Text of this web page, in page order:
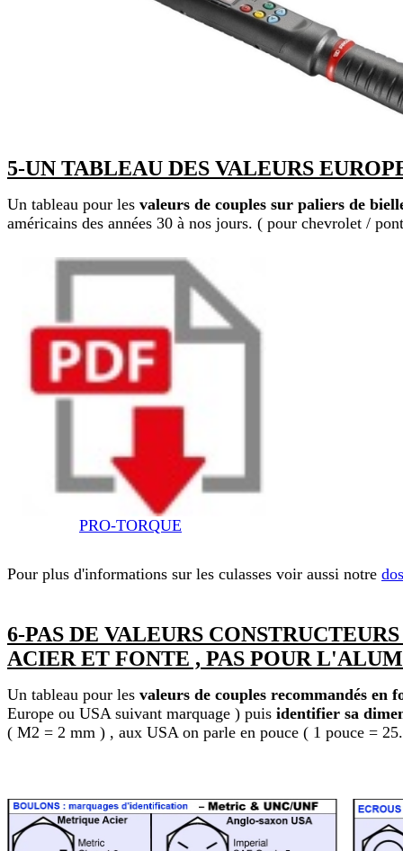
5-UN TABLEAU DES VALEURS
Un tableau pour les valeurs de couples sur paliers de
américains des années 30 à nos jours. ( pour chevrolet /
PRO-TORQUE
Pour plus d'informations sur les culasses voir aussi notre
6-PAS DE VALEURS
ACIER ET FONTE , PAS POUR
Un tableau pour les valeurs de couples recommandés en
Europe ou USA suivant marquage ) puis identifier sa
( M2 = 2 mm ) , aux USA on parle en pouce ( 1 pouce =